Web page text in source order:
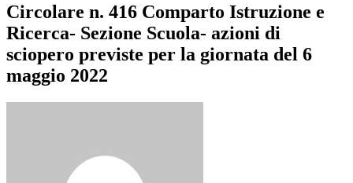
Circolare n. 416 Comparto Istruzione e
Ricerca- Sezione Scuola- azioni di
sciopero previste per la giornata del 6
maggio 2022